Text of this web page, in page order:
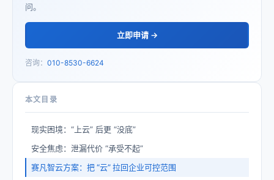
问。
立即申请 →
咨询： 010-8530-6624
本文目录
现实困境：“上云” 后更 “没底”
安全焦虑：泄漏代价 “承受不起”
赛凡智云方案：把 “云” 拉回企业可控范围